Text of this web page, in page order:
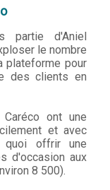
partie d'Aniel
le nombre
plateforme pour
des clients en
ont une
et avec
quoi offrir une
d'occasion aux
8 500).